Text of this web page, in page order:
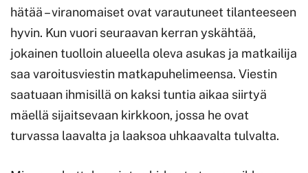
hätää – viranomaiset ovat varautuneet tilanteeseen
hyvin. Kun vuori seuraavan kerran yskähtää,
jokainen tuolloin alueella oleva asukas ja matkailija
saa varoitusviestin matkapuhelimeensa. Viestin
saatuaan ihmisillä on kaksi tuntia aikaa siirtyä
mäellä sijaitsevaan kirkkoon, jossa he ovat
turvassa laavalta ja laaksoa uhkaavalta tulvalta.